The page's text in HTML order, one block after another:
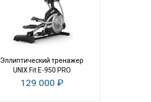
Эллиптический тренажер
UNIX Fit E-950 PRO
129 000 ₽